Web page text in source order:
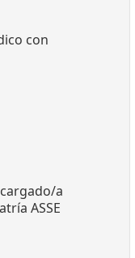
con
a
ASSE